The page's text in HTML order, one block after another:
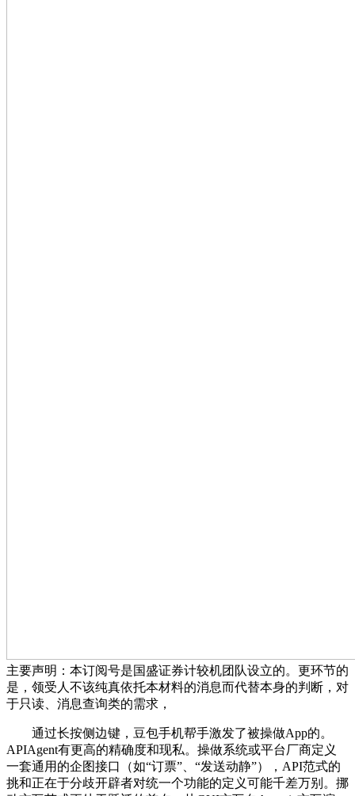
主要声明：本订阅号是国盛证券计较机团队设立的。更环节的
是，领受人不该纯真依托本材料的消息而代替本身的判断，对
于只读、消息查询类的需求，
通过长按侧边键，豆包手机帮手激发了被操做App的。
APIAgent有更高的精确度和现私。操做系统或平台厂商定义
一套通用的企图接口（如“订票”、“发送动静”），API范式的
挑和正在于分歧开辟者对统一个功能的定义可能千差万别。挪